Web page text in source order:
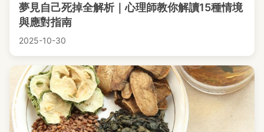
夢見自己死掉全解析｜心理師教你解讀15種情境
與應對指南
2025-10-30